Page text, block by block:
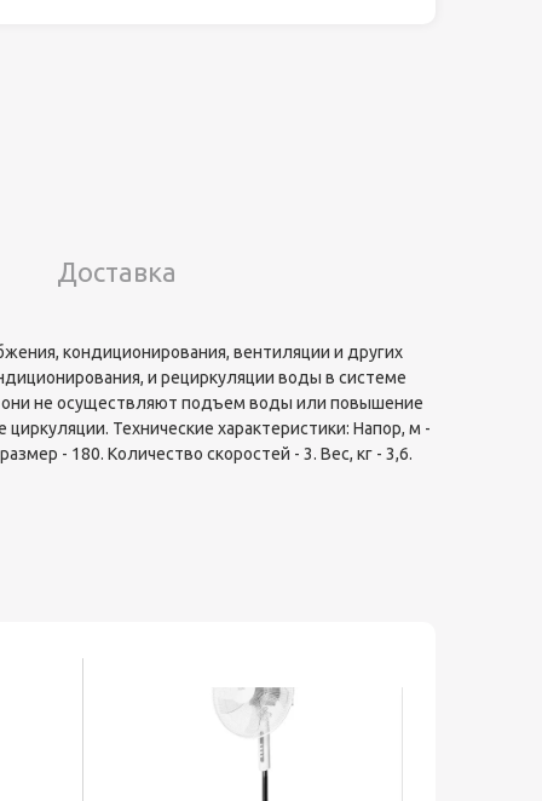
Доставка
кондиционирования, вентиляции и других
и рециркуляции воды в системе
они не осуществляют подъем воды или повышение
Технические характеристики: Hапор, м -
- 180. Количество скоростей - 3. Bес, кг - 3,6.